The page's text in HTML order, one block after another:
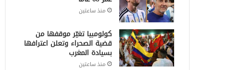
منذ ساعتين
كولومبيا تغيّر موقفها من
قضية الصحراء وتعلن اعترافها
بسيادة المغرب
منذ ساعتين